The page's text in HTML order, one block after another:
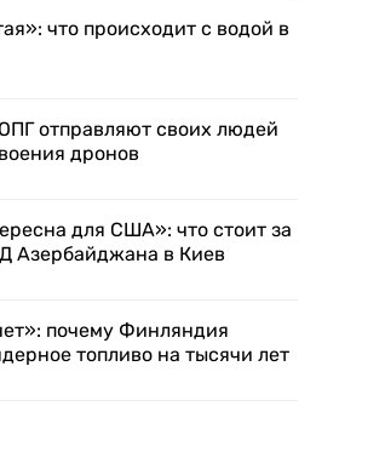
что происходит с водой в
отправляют своих людей
дронов
для США»: что стоит за
Азербайджана в Киев
почему Финляндия
топливо на тысячи лет